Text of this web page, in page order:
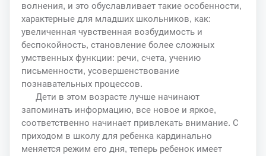
волнения, и это обуславливает такие особенности,
характерные для младших школьников, как:
увеличенная чувственная возбудимость и
беспокойность, становление более сложных
умственных функции: речи, счета, учению
письменности, усовершенствование
познавательных процессов.
Дети в этом возрасте лучше начинают
запоминать информацию, все новое и яркое,
соответственно начинает привлекать внимание. С
приходом в школу для ребенка кардинально
меняется режим его дня, теперь ребенок имеет